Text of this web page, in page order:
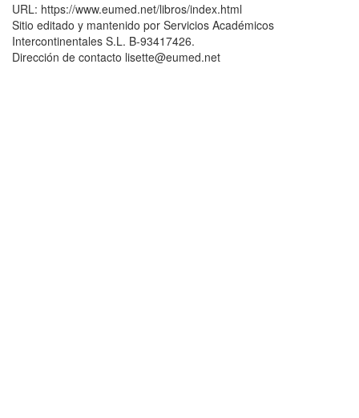
URL: https://www.eumed.net/libros/index.html
Sitio editado y mantenido por Servicios Académicos
Intercontinentales S.L. B-93417426.
Dirección de contacto lisette@eumed.net